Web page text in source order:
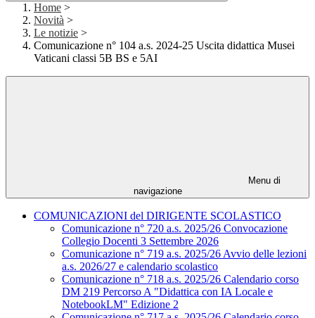
Home >
Novità >
Le notizie >
Comunicazione n° 104 a.s. 2024-25 Uscita didattica Musei
Vaticani classi 5B BS e 5AI
Menu di
navigazione
COMUNICAZIONI del DIRIGENTE SCOLASTICO
Comunicazione n° 720 a.s. 2025/26 Convocazione
Collegio Docenti 3 Settembre 2026
Comunicazione n° 719 a.s. 2025/26 Avvio delle lezioni
a.s. 2026/27 e calendario scolastico
Comunicazione n° 718 a.s. 2025/26 Calendario corso
DM 219 Percorso A "Didattica con IA Locale e
NotebookLM" Edizione 2